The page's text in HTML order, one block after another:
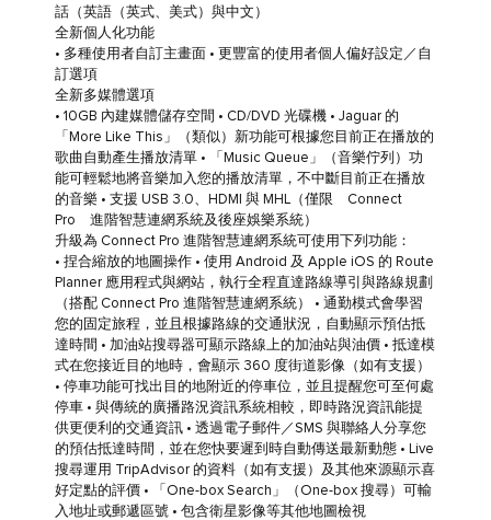
話（英語（英式、美式）與中文）
全新個人化功能
• 多種使用者自訂主畫面 • 更豐富的使用者個人偏好設定／自
訂選項
全新多媒體選項
• 10GB 內建媒體儲存空間 • CD/DVD 光碟機 • Jaguar 的
「More Like This」（類似）新功能可根據您目前正在播放的
歌曲自動產生播放清單 • 「Music Queue」（音樂佇列）功
能可輕鬆地將音樂加入您的播放清單，不中斷目前正在播放
的音樂 • 支援 USB 3.0、HDMI 與 MHL（僅限 Connect
Pro 進階智慧連網系統及後座娛樂系統）
升級為 Connect Pro 進階智慧連網系統可使用下列功能：
• 捏合縮放的地圖操作 • 使用 Android 及 Apple iOS 的 Route
Planner 應用程式與網站，執行全程直達路線導引與路線規劃
（搭配 Connect Pro 進階智慧連網系統） • 通勤模式會學習
您的固定旅程，並且根據路線的交通狀況，自動顯示預估抵
達時間 • 加油站搜尋器可顯示路線上的加油站與油價 • 抵達模
式在您接近目的地時，會顯示 360 度街道影像（如有支援）
• 停車功能可找出目的地附近的停車位，並且提醒您可至何處
停車 • 與傳統的廣播路況資訊系統相較，即時路況資訊能提
供更便利的交通資訊 • 透過電子郵件／SMS 與聯絡人分享您
的預估抵達時間，並在您快要遲到時自動傳送最新動態 • Live
搜尋運用 TripAdvisor 的資料（如有支援）及其他來源顯示喜
好定點的評價 • 「One-box Search」（One-box 搜尋）可輸
入地址或郵遞區號 • 包含衛星影像等其他地圖檢視